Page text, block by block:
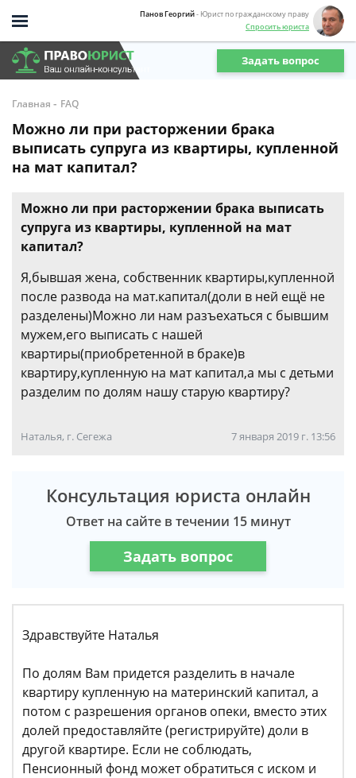
Панов Георгий- Юрист по гражданскому праву
Спросить юриста
Задать вопрос
Главная - FAQ
Можно ли при расторжении брака
выписать супруга из квартиры, купленной
на мат капитал?
Можно ли при расторжении брака выписать
супруга из квартиры, купленной на мат
капитал?
Я,бывшая жена, собственник квартиры,купленной
после развода на мат.капитал(доли в ней ещё не
разделены)Можно ли нам разъехаться с бывшим
мужем,его выписать с нашей
квартиры(приобретенной в браке)в
квартиру,купленную на мат капитал,а мы с детьми
разделим по долям нашу старую квартиру?
Наталья, г. Сегежа 7 января 2019 г. 13:56
Консультация юриста онлайн
Ответ на сайте в течении 15 минут
Задать вопрос
Здравствуйте Наталья
По долям Вам придется разделить в начале
квартиру купленную на материнский капитал, а
потом с разрешения органов опеки, вместо этих
долей предоставляйте (регистрируйте) доли в
другой квартире. Если не соблюдать,
Пенсионный фонд может обратиться с иском и